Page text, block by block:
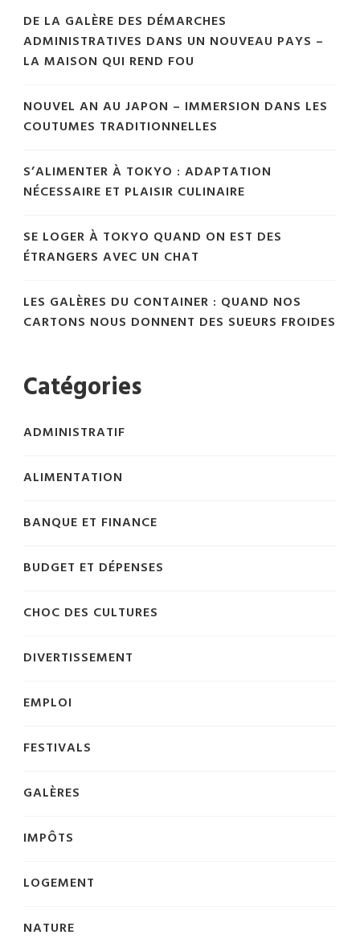
DE LA GALÈRE DES DÉMARCHES
ADMINISTRATIVES DANS UN NOUVEAU PAYS –
LA MAISON QUI REND FOU
NOUVEL AN AU JAPON – IMMERSION DANS LES
COUTUMES TRADITIONNELLES
S’ALIMENTER À TOKYO : ADAPTATION
NÉCESSAIRE ET PLAISIR CULINAIRE
SE LOGER À TOKYO QUAND ON EST DES
ÉTRANGERS AVEC UN CHAT
LES GALÈRES DU CONTAINER : QUAND NOS
CARTONS NOUS DONNENT DES SUEURS FROIDES
Catégories
ADMINISTRATIF
ALIMENTATION
BANQUE ET FINANCE
BUDGET ET DÉPENSES
CHOC DES CULTURES
DIVERTISSEMENT
EMPLOI
FESTIVALS
GALÈRES
IMPÔTS
LOGEMENT
NATURE